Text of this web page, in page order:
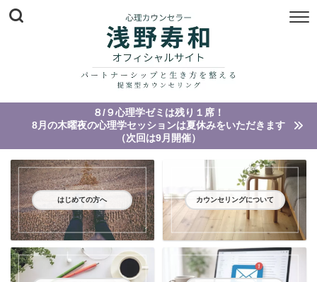
８/９心理学ゼミは残り１席！
8月の木曜夜の心理学セッションは夏休みをいただきます
（次回は9月開催）
はじめての方へ カウンセリングについて